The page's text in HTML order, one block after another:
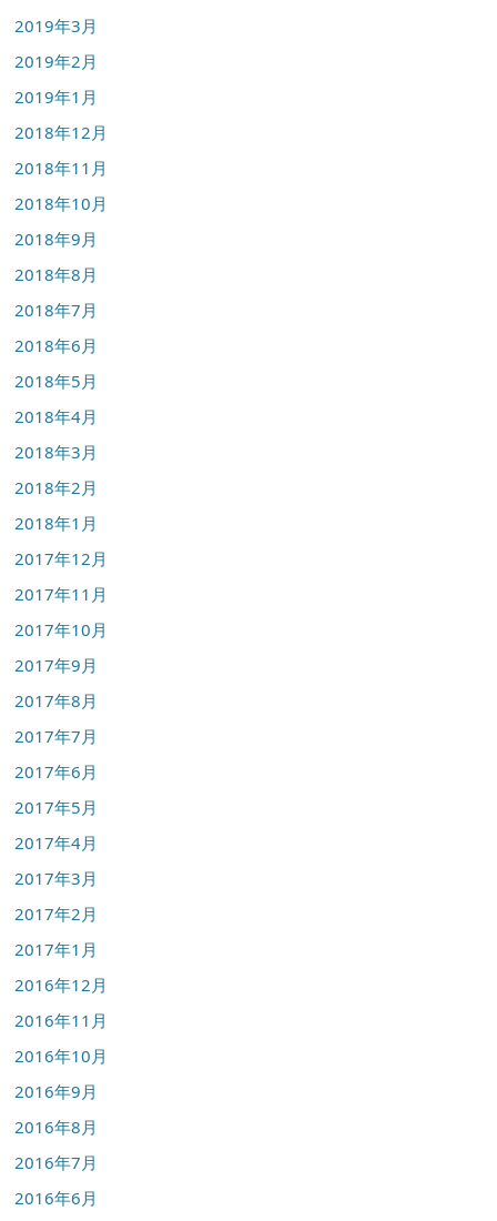
2019年3月
2019年2月
2019年1月
2018年12月
2018年11月
2018年10月
2018年9月
2018年8月
2018年7月
2018年6月
2018年5月
2018年4月
2018年3月
2018年2月
2018年1月
2017年12月
2017年11月
2017年10月
2017年9月
2017年8月
2017年7月
2017年6月
2017年5月
2017年4月
2017年3月
2017年2月
2017年1月
2016年12月
2016年11月
2016年10月
2016年9月
2016年8月
2016年7月
2016年6月